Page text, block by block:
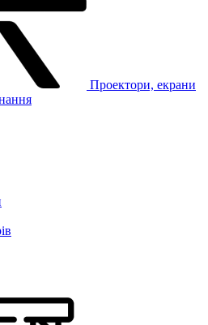
Проектори, екрани